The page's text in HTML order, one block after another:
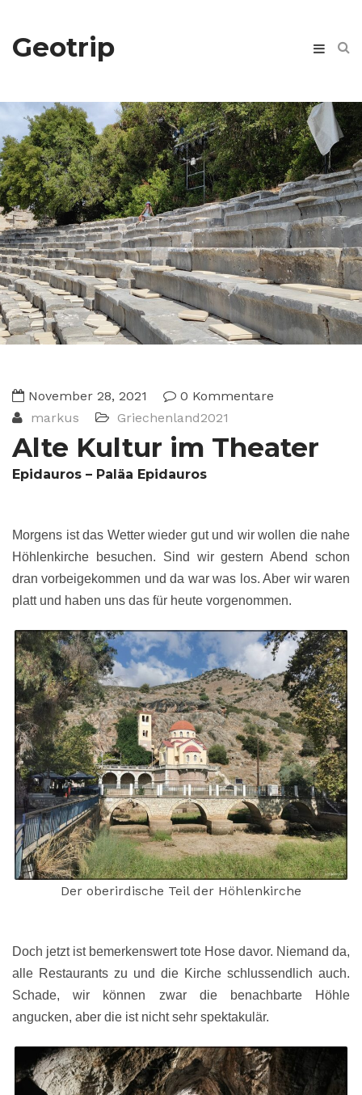
Geotrip
November 28, 2021
0 Kommentare
markus
Griechenland2021
Alte Kultur im Theater
Epidauros – Paläa Epidauros
Morgens ist das Wetter wieder gut und wir wollen die nahe
Höhlenkirche besuchen. Sind wir gestern Abend schon
dran vorbeigekommen und da war was los. Aber wir waren
platt und haben uns das für heute vorgenommen.
Der oberirdische Teil der Höhlenkirche
Doch jetzt ist bemerkenswert tote Hose davor. Niemand da,
alle Restaurants zu und die Kirche schlussendlich auch.
Schade, wir können zwar die benachbarte Höhle
angucken, aber die ist nicht sehr spektakulär.